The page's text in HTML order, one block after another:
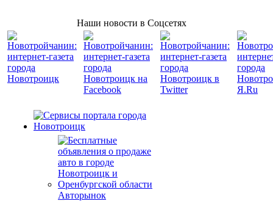
Наши новости в Соцсетях
Авторынок